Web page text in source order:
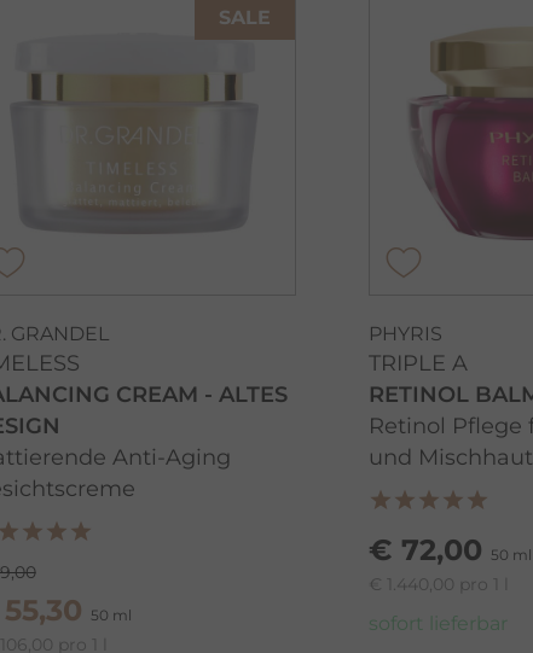
SALE
GRANDEL
CREAM - ALTES
Anti-Aging
50 ml
pro 1 l
PHYRIS
TRIPLE A
RETINOL
Retinol Pflege
und Mischhaut
€ 72,00 50 ml
€ 1.440,00 pro 1 l
sofort lieferbar